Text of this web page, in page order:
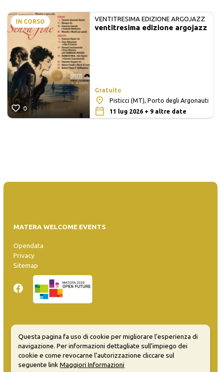
IN CORSO
0
VENTITRESIMA EDIZIONE ARGOJAZZ
ventitresima edizione argojazz
Gratuito
Pisticci (MT), Porto degli Argonauti
11 lug 2026 + 9 altre date
MATERA WELCOME EVENTS
Opendata
Privacy
Sitemap
Guida
FAQ
info@materaevents.it
Questa pagina fa uso di cookie per migliorare l’esperienza di
navigazione. Per informazioni dettagliate sull’impiego dei
cookie e come revocarne l’autorizzazione cliccare sul
seguente linkMaggiori Informazioni